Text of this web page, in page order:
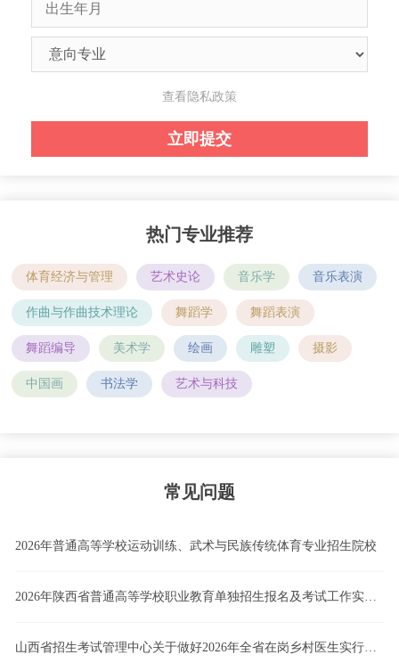
查看隐私政策
热门专业推荐
体育经济与管理 艺术史论 音乐学 音乐表演
作曲与作曲技术理论 舞蹈学 舞蹈表演
舞蹈编导 美术学 绘画 雕塑 摄影
中国画 书法学 艺术与科技
常见问题
2026年普通高等学校运动训练、武术与民族传统体育专业招生院校
2026年陕西省普通高等学校职业教育单独招生报名及考试工作实施办法
山西省招生考试管理中心关于做好2026年全省在岗乡村医生实行高职院校单独招生工作的通知